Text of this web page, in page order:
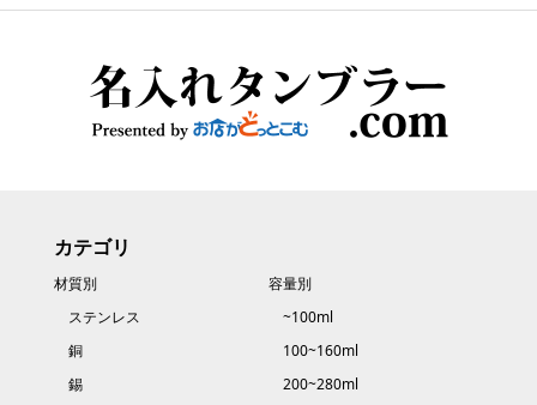
カテゴリ
材質別
ステンレス
銅
錫
容量別
~100ml
100~160ml
200~280ml